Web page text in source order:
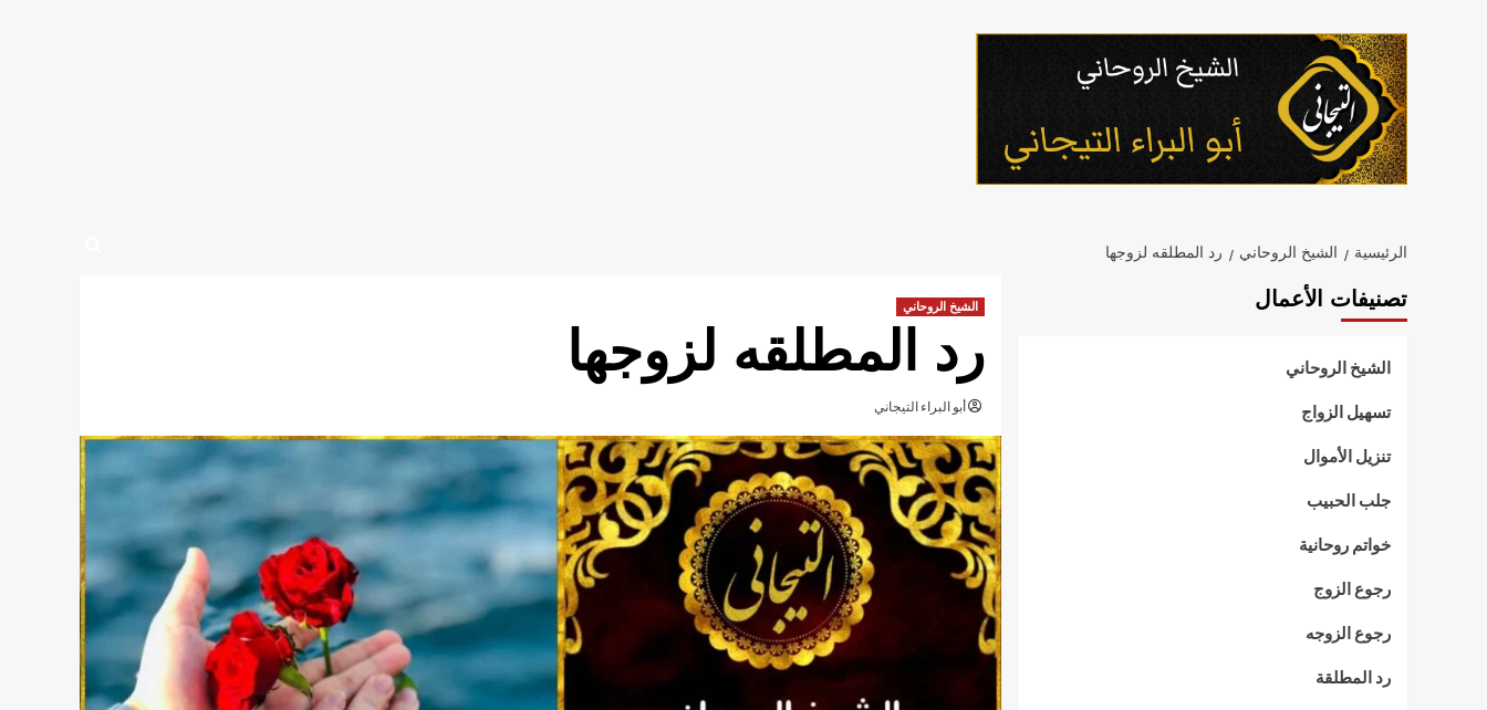
الرئيسية الشيخ الروحاني رد المطلقه لزوجها
الشيخ الروحاني
رد المطلقه لزوجها
أبو البراء التيجاني
تصنيفات الأعمال
الشيخ الروحاني
تسهيل الزواج
تنزيل الأموال
جلب الحبيب
خواتم روحانية
رجوع الزوج
رجوع الزوجه
رد المطلقة